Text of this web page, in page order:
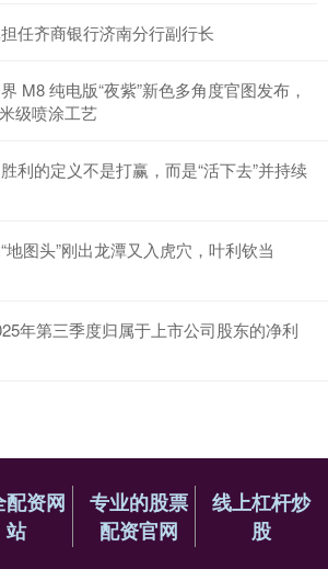
任齐商银行济南分行副行长
M8 纯电版“夜紫”新色多角度官图发布，
级喷涂工艺
利的定义不是打赢，而是“活下去”并持续
图头”刚出龙潭又入虎穴，叶利钦当
年第三季度归属于上市公司股东的净利
配资网
站
专业的股票
配资官网
线上杠杆炒
股